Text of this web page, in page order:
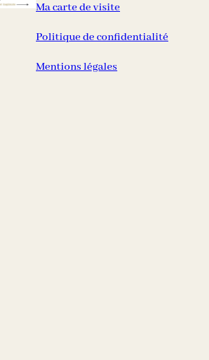
Ma carte de visite
Politique de confidentialité
Mentions légales